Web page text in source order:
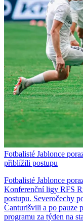
Fotbalisté Jablonce
přiblížili postupu
Fotbalisté Jablonce
Konferenční ligy RFS
postupu. Severočechy
Čanturišvili a po pauze
programu za týden na